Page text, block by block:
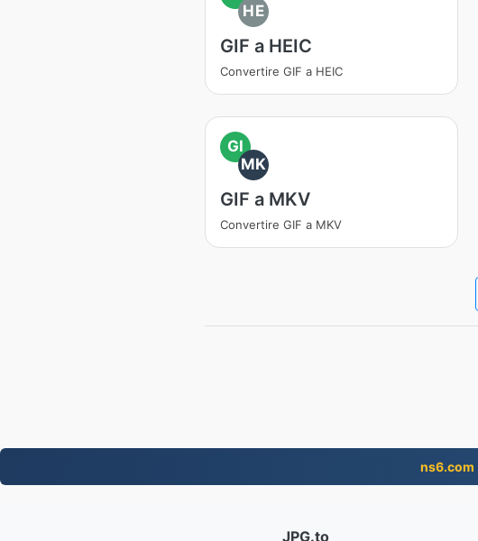
HE
GIF a HEIC
Convertire GIF a HEIC
GI
MK
GIF a MKV
Convertire GIF a MKV
ns6.com
JPG.to